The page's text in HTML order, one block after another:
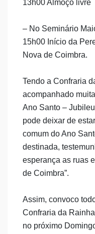
13h00 Almoço livre
– No Seminário
15h00 Início da
Nova de Coimbra.
Tendo a Confraria
acompanhado
Ano Santo –
pode deixar de
comum do Ano
destinada,
esperança as ruas
de Coimbra”.
Assim, convoco
Confraria da
no próximo